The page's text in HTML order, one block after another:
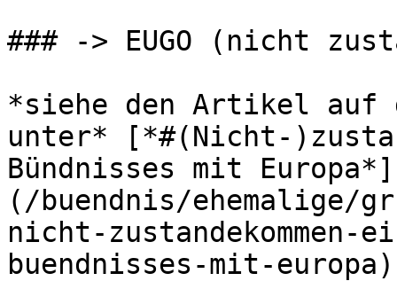
### -> EUGO (nicht
*siehe den Artikel auf
unter* [*#(Nicht-
Bündnisses mit Europa*]
(/buendnis/ehemalige/
nicht-zustandekommen-
buendnisses-mit-europa)